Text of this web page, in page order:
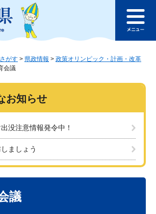
このページの本文へ
ュ
がす > 県政情報 > 政策オリンピック・計画・改革
会議
お知らせ
没注意情報発令中！
ましょう
議